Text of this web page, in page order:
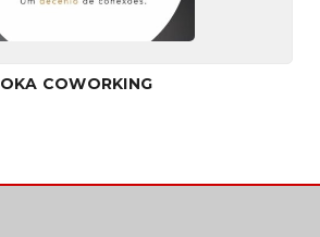
OKA COWORKING